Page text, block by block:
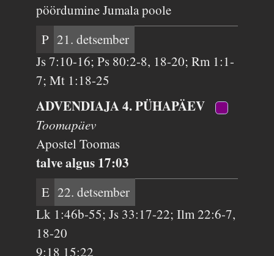
pöördumine Jumala poole
P 21. detsember
Js 7:10-16; Ps 80:2-8, 18-20; Rm 1:1-
7; Mt 1:18-25
ADVENDIAJA 4. PÜHAPÄEV
Toomapäev
Apostel Toomas
talve algus 17:03
E 22. detsember
Lk 1:46b-55; Js 33:17-22; Ilm 22:6-7,
18-20
9:18 15:22